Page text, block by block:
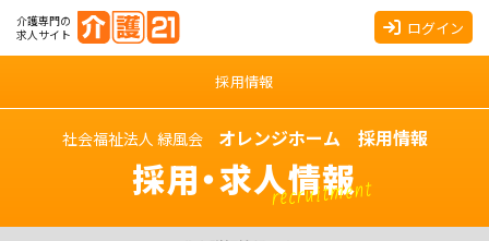
介護専門の
求人サイト
ログイン
採用情報
社会福祉法人 緑風会 オレンジホーム 採用情報
採用・求人情報
recruitment